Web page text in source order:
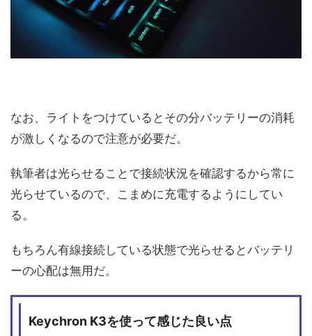
なお、ライトをつけているとその分バッテリーの消耗
が激しくなるので注意が必要だ。
執筆者は光らせることで接続状況を確認するから常に
光らせているので、こまめに充電するようにしてい
る。
もちろん有線接続している状態で光らせるとバッテリ
ーの心配は無用だ。
Keychron K3を使って感じた良い点